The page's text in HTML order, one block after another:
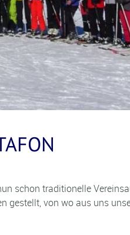
schon traditionelle
von wo aus uns